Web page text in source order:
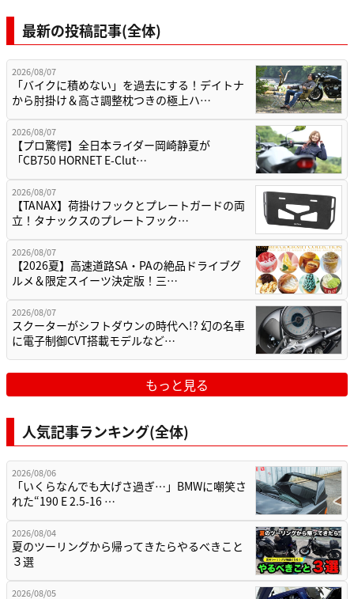
最新の投稿記事(全体)
2026/08/07
「バイクに積めない」を過去にする！デイトナ
から肘掛け＆高さ調整枕つきの極上ハ…
2026/08/07
【プロ驚愕】全日本ライダー岡崎静夏が
「CB750 HORNET E-Clut…
2026/08/07
【TANAX】荷掛けフックとプレートガードの両
立！タナックスのプレートフック…
2026/08/07
【2026夏】高速道路SA・PAの絶品ドライブグ
ルメ＆限定スイーツ決定版！三…
2026/08/07
スクーターがシフトダウンの時代へ!? 幻の名車
に電子制御CVT搭載モデルなど…
もっと見る
人気記事ランキング(全体)
2026/08/06
「いくらなんでも大げさ過ぎ…」BMWに嘲笑さ
れた“190 E 2.5-16 …
2026/08/04
夏のツーリングから帰ってきたらやるべきこと
３選
2026/08/05